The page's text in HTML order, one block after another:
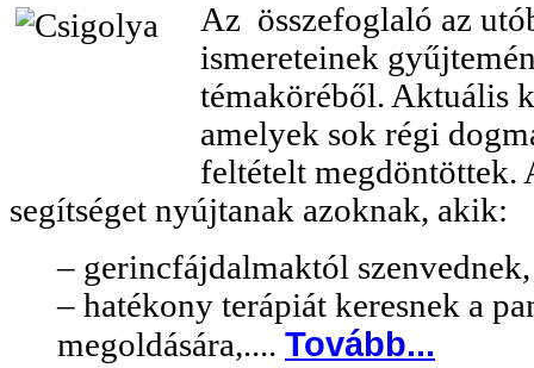
Az összefoglaló az
ismereteinek
témaköréből. Aktuális
amelyek sok régi
feltételt
segítséget nyújtanak azoknak, akik:
– gerincfájdalmaktól
– hatékony terápiát keresnek a
megoldására,.... Tovább...